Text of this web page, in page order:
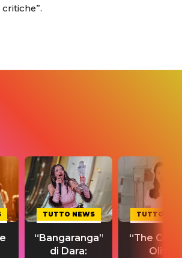
TUTTO NEWS
“Bangaranga”
di Dara:
TUTTO
“The
Olivia